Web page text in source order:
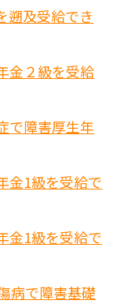
遡及受給でき
金２級を受給
で障害厚生年
金1級を受給で
金1級を受給で
病で障害基礎